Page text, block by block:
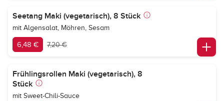
Seetang Maki (vegetarisch), 8 Stück
mit Algensalat, Möhren, Sesam
6,48 € 7,20 €
Frühlingsrollen Maki (vegetarisch), 8
Stück
mit Sweet-Chili-Sauce